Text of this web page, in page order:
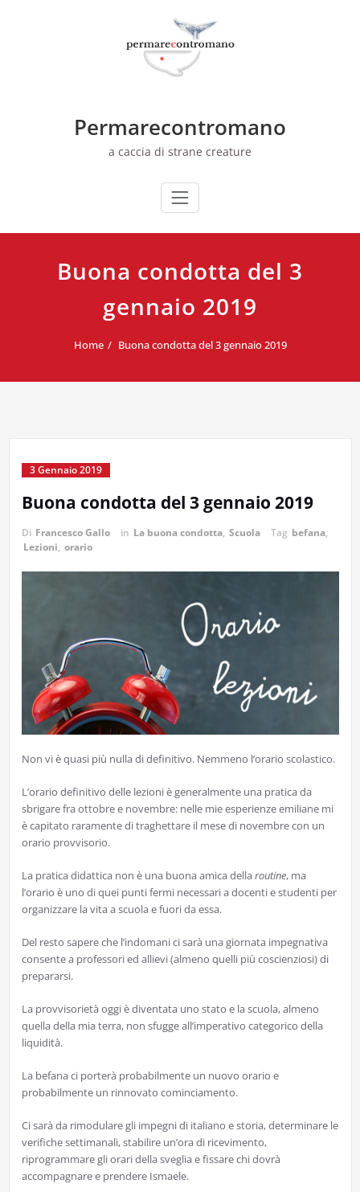
Permarecontromano
a caccia di strane creature
Buona condotta del 3
gennaio 2019
Home Buona condotta del 3 gennaio 2019
3 Gennaio 2019
Buona condotta del 3 gennaio 2019
Di Francesco Gallo in La buona condotta, Scuola Tag befana,
Lezioni, orario
Non vi è quasi più nulla di definitivo. Nemmeno l’orario scolastico.
L’orario definitivo delle lezioni è generalmente una pratica da
sbrigare fra ottobre e novembre: nelle mie esperienze emiliane mi
è capitato raramente di traghettare il mese di novembre con un
orario provvisorio.
La pratica didattica non è una buona amica dellaroutine, ma
l’orario è uno di quei punti fermi necessari a docenti e studenti per
organizzare la vita a scuola e fuori da essa.
Del resto sapere che l’indomani ci sarà una giornata impegnativa
consente a professori ed allievi (almeno quelli più coscienziosi) di
prepararsi.
La provvisorietà oggi è diventata uno stato e la scuola, almeno
quella della mia terra, non sfugge all’imperativo categorico della
liquidità.
La befana ci porterà probabilmente un nuovo orario e
probabilmente un rinnovato cominciamento.
Ci sarà da rimodulare gli impegni di italiano e storia, determinare le
verifiche settimanali, stabilire un’ora di ricevimento,
riprogrammare gli orari della sveglia e fissare chi dovrà
accompagnare e prendere Ismaele.